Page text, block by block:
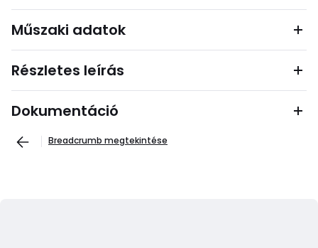
Műszaki adatok
Részletes leírás
Dokumentáció
Breadcrumb megtekintése